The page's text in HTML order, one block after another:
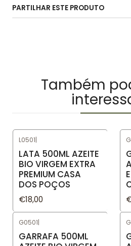
PARTILHAR ESTE PRODUTO
Também
L0501|
LATA 500ML AZEITE
BIO VIRGEM EXTRA
PREMIUM CASA
DOS POÇOS
€18,00
G0501|
GARRAFA 500ML